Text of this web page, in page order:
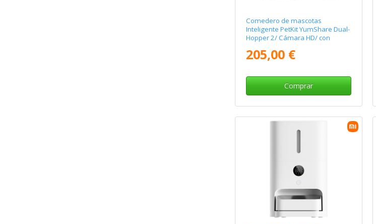
Comedero de mascotas
Inteligente PetKit YumShare Dual-
Hopper 2/ Cámara HD/ con
205,00 €
Comprar